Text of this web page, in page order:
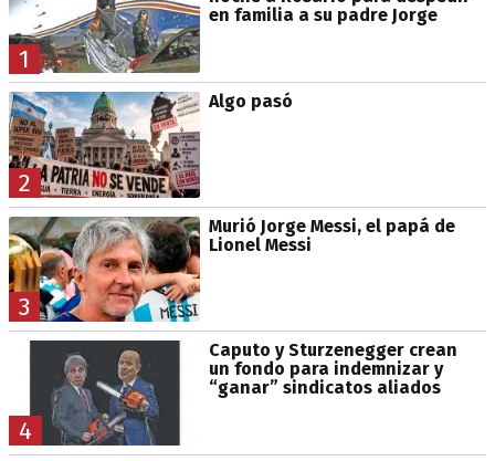
1
en familia a su padre Jorge
2
Algo pasó
3
Murió Jorge Messi, el papá de
Lionel Messi
4
Caputo y Sturzenegger crean
un fondo para indemnizar y
“ganar” sindicatos aliados